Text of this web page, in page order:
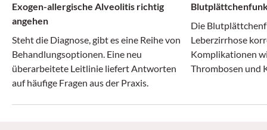
Exogen-allergische Alveolitis richtig
angehen
Steht die Diagnose, gibt es eine Reihe von
Behandlungsoptionen. Eine neu
überarbeitete Leitlinie liefert Antworten
auf häufige Fragen aus der Praxis.
Die
Leberzirrhose
Komplikationen
Thrombosen und